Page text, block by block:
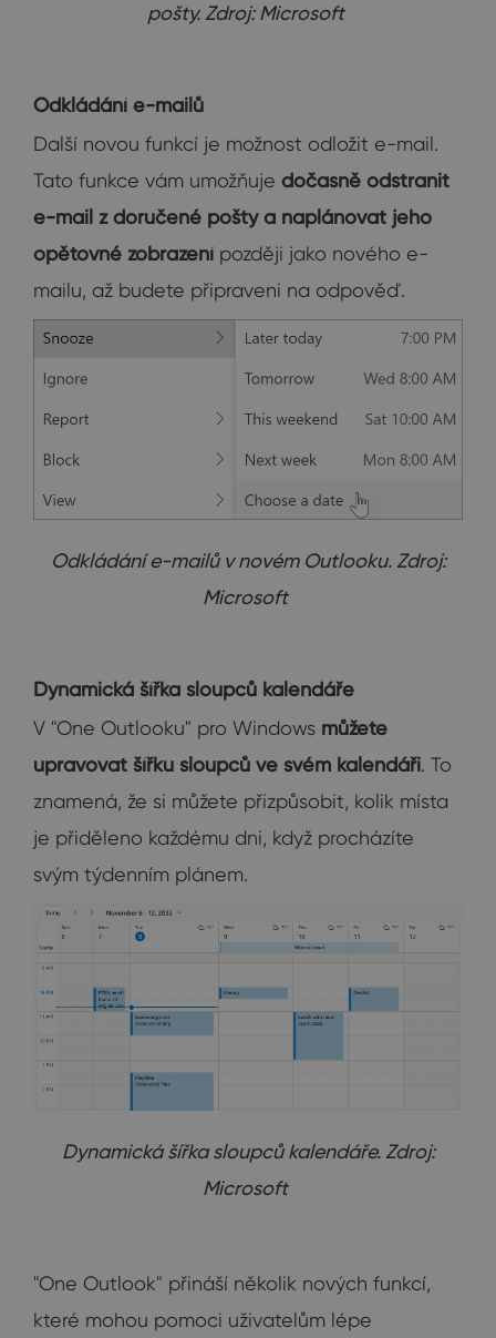
pošty. Zdroj: Microsoft
Odkládání e-mailů
Další novou funkcí je možnost odložit e-mail.
Tato funkce vám umožňuje dočasně odstranit
e-mail z doručené pošty a naplánovat jeho
opětovné zobrazení později jako nového e-
mailu, až budete připraveni na odpověď.
Odkládání e-mailů v novém Outlooku. Zdroj:
Microsoft
Dynamická šířka sloupců kalendáře
V "One Outlooku" pro Windows můžete
upravovat šířku sloupců ve svém kalendáři. To
znamená, že si můžete přizpůsobit, kolik místa
je přiděleno každému dni, když procházíte
svým týdenním plánem.
Dynamická šířka sloupců kalendáře. Zdroj:
Microsoft
"One Outlook" přináší několik nových funkcí,
které mohou pomoci uživatelům lépe